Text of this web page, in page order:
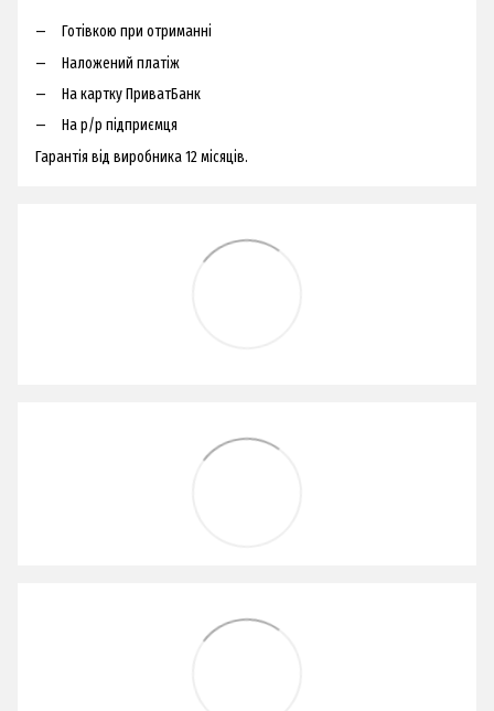
Готівкою при отриманні
Наложений платіж
На картку ПриватБанк
На р/р підприємця
Гарантія від виробника 12 місяців.